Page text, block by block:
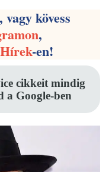
, vagy kövess
,
-en!
cikkeit mindig
a Google-ben